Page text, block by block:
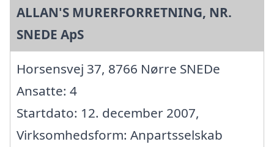
ALLAN'S MURERFORRETNING, NR.
SNEDE ApS
Horsensvej 37, 8766 Nørre SNEDe
Ansatte: 4
Startdato: 12. december 2007,
Virksomhedsform: Anpartsselskab